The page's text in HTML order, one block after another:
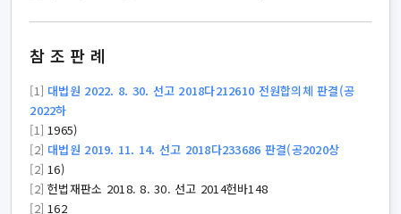
참조판례
[1] 대법원 2022. 8. 30. 선고 2018다212610 전원합의체 판결(공
2022하
[1] 1965)
[2] 대법원 2019. 11. 14. 선고 2018다233686 판결(공2020상
[2] 16)
[2] 헌법재판소 2018. 8. 30. 선고 2014헌바148
[2] 162